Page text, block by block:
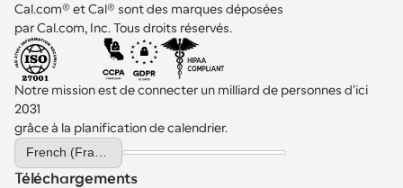
Cal.com® et Cal® sont des marques déposées
par Cal.com, Inc. Tous droits réservés.
Notre mission est de connecter un milliard de personnes d'ici
2031
grâce à la planification de calendrier.
Select Language
Téléchargements